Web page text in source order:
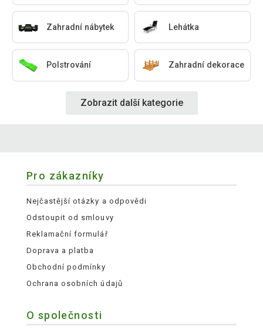
Zahradní nábytek Lehátka
Polstrování Zahradní dekorace
Zobrazit další kategorie
Pro zákazníky
Nejčastější otázky a odpovědi
Odstoupit od smlouvy
Reklamační formulář
Doprava a platba
Obchodní podmínky
Ochrana osobních údajů
O společnosti